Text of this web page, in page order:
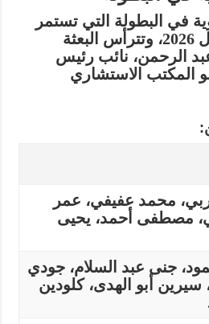
في البطولة التي تستمر
، وتترأس البعثة
الرحمن، نائب رئيس
المكتب الاستشاري
محمد عفيفي، عمر
مصطفى أحمد، يحيى
جنى عبد السلام، جودي
سيرين أبو الهدى، كلودين